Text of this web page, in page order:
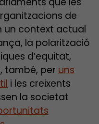
de
un context actual
la polarització
d’equitat,
també, per uns
i les creixents
la societat